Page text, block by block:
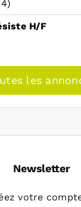
H/F
les
Newsletter
votre